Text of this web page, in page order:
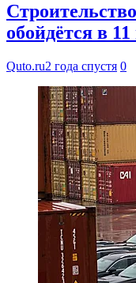
обойдётся в
Quto.ru2 года спустя 0